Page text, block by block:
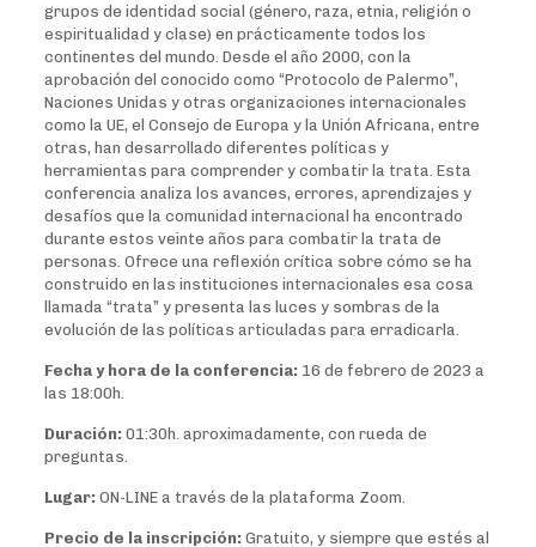
grupos de identidad social (género, raza, etnia, religión o
espiritualidad y clase) en prácticamente todos los
continentes del mundo. Desde el año 2000, con la
aprobación del conocido como “Protocolo de Palermo”,
Naciones Unidas y otras organizaciones internacionales
como la UE, el Consejo de Europa y la Unión Africana, entre
otras, han desarrollado diferentes políticas y
herramientas para comprender y combatir la trata. Esta
conferencia analiza los avances, errores, aprendizajes y
desafíos que la comunidad internacional ha encontrado
durante estos veinte años para combatir la trata de
personas. Ofrece una reflexión crítica sobre cómo se ha
construido en las instituciones internacionales esa cosa
llamada “trata” y presenta las luces y sombras de la
evolución de las políticas articuladas para erradicarla.
Fecha y hora de la conferencia:16 de febrero de 2023 a
las 18:00h.
Duración:01:30h. aproximadamente, con rueda de
preguntas.
Lugar:ON-LINE a través de la plataforma Zoom.
Precio de la inscripción: Gratuito, y siempre que estés al